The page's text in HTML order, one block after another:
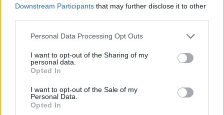
Downstream Participants that may further disclose it to other
Personal Data Processing Opt Outs
I want to opt-out of the Sharing of my
personal data.
Opted In
I want to opt-out of the Sale of my
Personal Data.
Opted In
KEDVES OLVASÓNK!
tartozik, melynek olvasása előfizetéses
regisztrációhoz kötött.
Az előfizetés a következőket tartalmazza:
Kötéslisták: BÉT elmúlt 2 év napon belüli
kötéslistái